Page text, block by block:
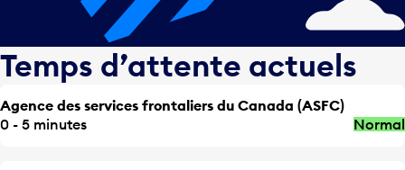
Temps d’attente actuels
Agence des services frontaliers du Canada (ASFC)
0 - 5 minutes
Normal